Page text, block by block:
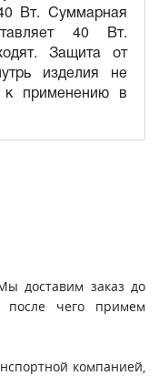
Вт. Суммарная
40 Вт.
Защита от
изделия не
к применению в
доставим заказ до
после чего примем
компанией,